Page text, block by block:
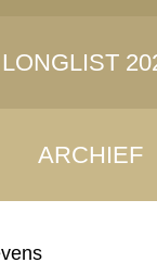
LONGLIST
ARCHIEF